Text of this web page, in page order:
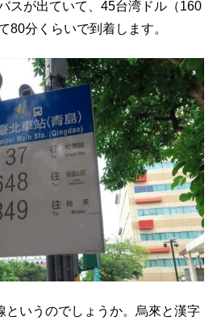
スが出ていて、45台湾ドル（160
80分くらいで到着します。
というのでしょうか。烏來と漢字